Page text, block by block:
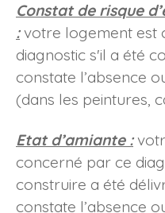
Constat de risque
: votre logement est
diagnostic s'il a été
constate l’absence
(dans les peintures,
Etat d’amiante :v
concerné par ce
construire a été
constate l’absence